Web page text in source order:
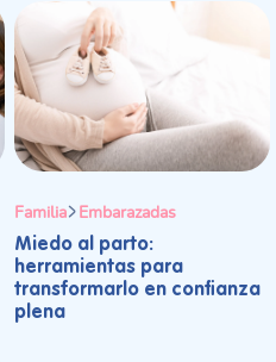
Familia Embarazadas
Miedo al parto:
herramientas para
transformarlo en confianza
plena